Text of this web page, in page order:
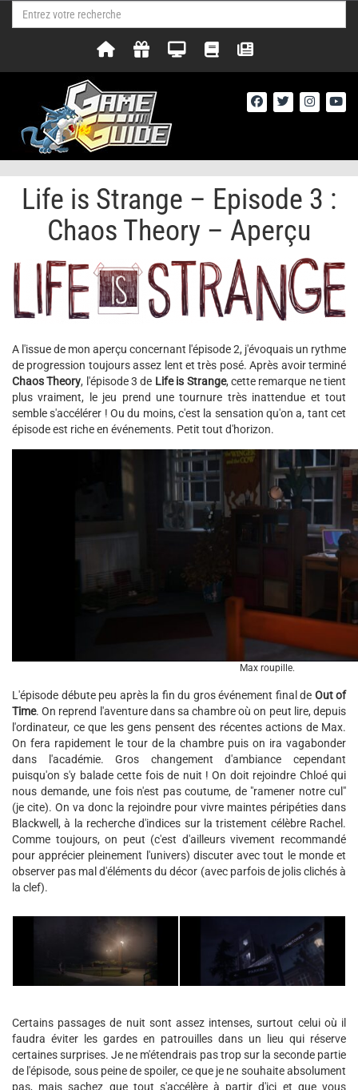
Life is Strange – Episode 3 :
Chaos Theory – Aperçu
A l'issue de mon aperçu concernant l'épisode 2, j'évoquais un rythme
de progression toujours assez lent et très posé. Après avoir terminé
Chaos Theory, l'épisode 3 de Life is Strange, cette remarque ne tient
plus vraiment, le jeu prend une tournure très inattendue et tout
semble s'accélérer ! Ou du moins, c'est la sensation qu'on a, tant cet
épisode est riche en événements. Petit tout d'horizon.
Max roupille.
L'épisode débute peu après la fin du gros événement final de Out of
Time. On reprend l'aventure dans sa chambre où on peut lire, depuis
l'ordinateur, ce que les gens pensent des récentes actions de Max.
On fera rapidement le tour de la chambre puis on ira vagabonder
dans l'académie. Gros changement d'ambiance cependant
puisqu'on s'y balade cette fois de nuit ! On doit rejoindre Chloé qui
nous demande, une fois n'est pas coutume, de "ramener notre cul"
(je cite). On va donc la rejoindre pour vivre maintes péripéties dans
Blackwell, à la recherche d'indices sur la tristement célèbre Rachel.
Comme toujours, on peut (c'est d'ailleurs vivement recommandé
pour apprécier pleinement l'univers) discuter avec tout le monde et
observer pas mal d'éléments du décor (avec parfois de jolis clichés à
la clef).
Certains passages de nuit sont assez intenses, surtout celui où il
faudra éviter les gardes en patrouilles dans un lieu qui réserve
certaines surprises. Je ne m'étendrais pas trop sur la seconde partie
de l'épisode, sous peine de spoiler, ce que je ne souhaite absolument
pas, mais sachez que tout s'accélère à partir d'ici et que vous